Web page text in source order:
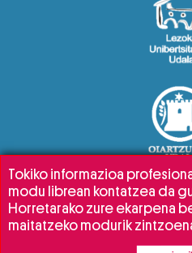
Tokiko informazioa
modu librean kontatzea da
Horretarako zure ekarpena
maitatzeko modurik